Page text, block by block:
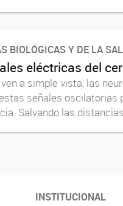
BIOLÓGICAS Y DE LA
eléctricas del
a simple vista, las
señales oscilatorias
Salvando las
INSTITUCIONAL